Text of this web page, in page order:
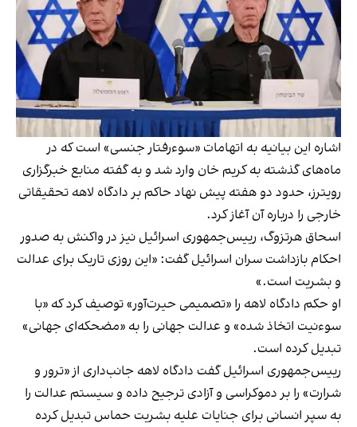
اشاره این بیانیه به اتهامات «سوءرفتار جنسی» است که در
ماه‌های گذشته به کریم خان وارد شد و به گفته منابع خبرگزاری
رویترز، حدود دو هفته پیش نهاد حاکم بر دادگاه لاهه تحقیقاتی
خارجی را درباره آن آغاز کرد.
اسحاق هرتزوگ، رییس‌جمهوری اسرائیل نیز در واکنش به صدور
احکام بازداشت سران اسرائیل گفت: «این روزی تاریک برای عدالت
و بشریت است.»
او حکم دادگاه لاهه را «تصمیمی حیرت‌آور» توصیف کرد که «با
سوءنیت اتخاذ شده» و عدالت جهانی را به «مضحکه‌ای جهانی»
تبدیل کرده است.
رییس‌جمهوری اسرائیل گفت دادگاه لاهه جانب‌داری از «ترور و
شرارت» را بر دموکراسی و آزادی ترجیح داده و سیستم عدالت را
به سپر انسانی برای جنایات علیه بشریت حماس تبدیل کرده